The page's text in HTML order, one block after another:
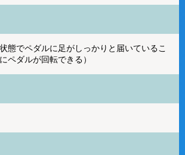
態でペダルに足がしっかりと届いているこ
ペダルが回転できる）